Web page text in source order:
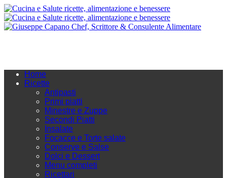
Home
Ricette
Antipasti
Primi piatti
Minestre e Zuppe
Secondi Piatti
Insalate
Focacce e Torte salate
Conserve e Salse
Dolci e Dessert
Menu completi
Ricettari